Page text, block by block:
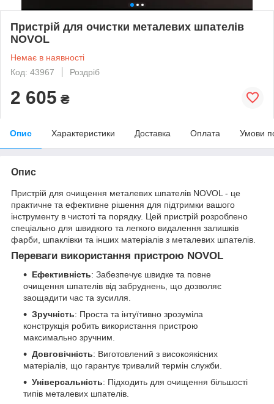
Пристрій для очистки металевих шпателів
NOVOL
Немає в наявності
Код: 43967
Роздріб
2 605 ₴
Опис Характеристики Доставка Оплата Умови
Опис
Пристрій для очищення металевих шпателів NOVOL - це
практичне та ефективне рішення для підтримки вашого
інструменту в чистоті та порядку. Цей пристрій розроблено
спеціально для швидкого та легкого видалення залишків
фарби, шпаклівки та інших матеріалів з металевих шпателів.
Переваги використання пристрою NOVOL
Ефективність: Забезпечує швидке та повне
очищення шпателів від забруднень, що дозволяє
заощадити час та зусилля.
Зручність: Проста та інтуїтивно зрозуміла
конструкція робить використання пристрою
максимально зручним.
Довговічність: Виготовлений з високоякісних
матеріалів, що гарантує тривалий термін служби.
Універсальність: Підходить для очищення більшості
типів металевих шпателів.